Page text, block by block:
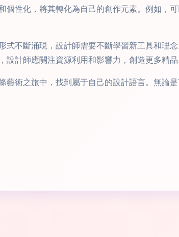
個性化，將其轉化為自己的創作元素。例如，
式不斷涌現，設計師需要不斷學習新工具和理
計師應關注資源利用和影響力，創造更多精品
藝術之旅中，找到屬于自己的設計語言。無論